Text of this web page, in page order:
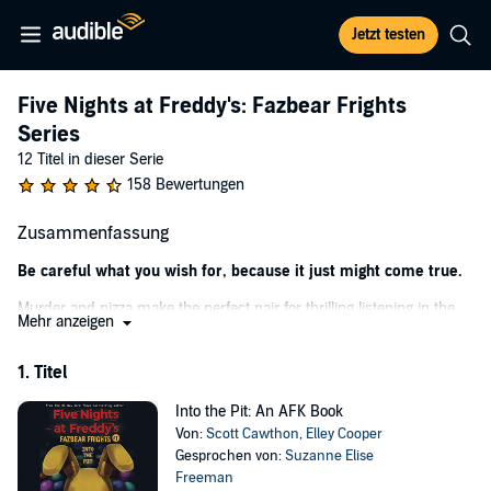
Jetzt testen
Five Nights at Freddy's: Fazbear Frights
Series
12 Titel in dieser Serie
158 Bewertungen
Zusammenfassung
Be careful what you wish for, because it just might come true.
Murder and pizza make the perfect pair for thrilling listening in the
Five Nights at Freddy's horror series for young adults. Creator Scott
game, featuring hauntingly creepy animatronic characters, into a
edge of their seats.
Ten years have passed since the horrible tragedy that ripped a hole
in Charlotte’s heart and tore her small town apart. Charlie (as she’s
Mehr anzeigen
1. Titel
Into the Pit: An AFK Book
Von:Scott Cawthon, Elley Cooper
Gesprochen von:Suzanne Elise
Freeman